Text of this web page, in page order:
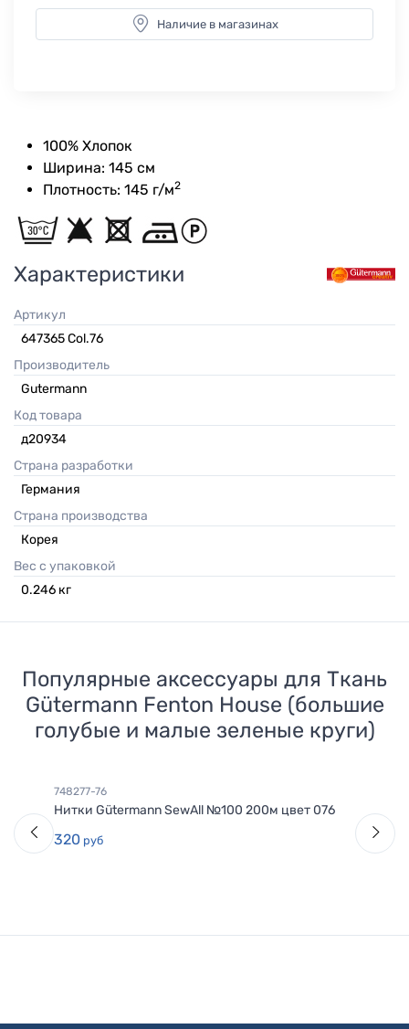
Наличие в магазинах
100% Хлопок
Ширина: 145 см
Плотность: 145 г/м2
Характеристики
Артикул
647365 Col.76
Производитель
Gutermann
Код товара
д20934
Страна разработки
Германия
Страна производства
Корея
Вес с упаковкой
0.246 кг
Популярные аксессуары для Ткань
Gütermann Fenton House (большие
голубые и малые зеленые круги)
748277-76
Нитки Gütermann SewAll №100 200м цвет 076
320 руб